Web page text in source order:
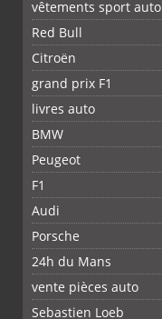
PARTAGERPARTAGER
vêtements sport auto
Red Bull
Citroën
grand prix F1
livres auto
BMW
Peugeot
F1
Audi
Porsche
24h du Mans
vente pièces auto
Sebastien Loeb